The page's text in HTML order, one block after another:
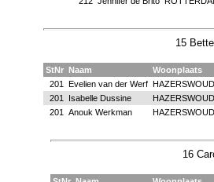
15
StNr Naam
Woonplaats
201
Evelien van der Werf
201
Isabelle Dussine
201
Anouk Werkman
16